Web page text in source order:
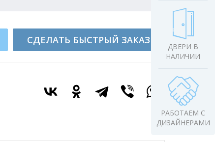
ДВЕРИ В
НАЛИЧИИ
РАБОТАЕМ С
ДИЗАЙНЕРАМИ
СДЕЛАТЬ БЫСТРЫЙ ЗАКАЗ